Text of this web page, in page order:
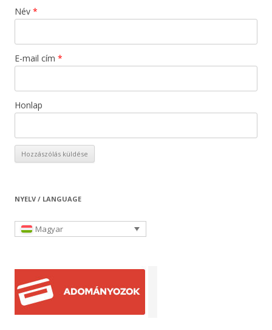
Név *
E-mail cím *
Honlap
NYELV / LANGUAGE
Magyar